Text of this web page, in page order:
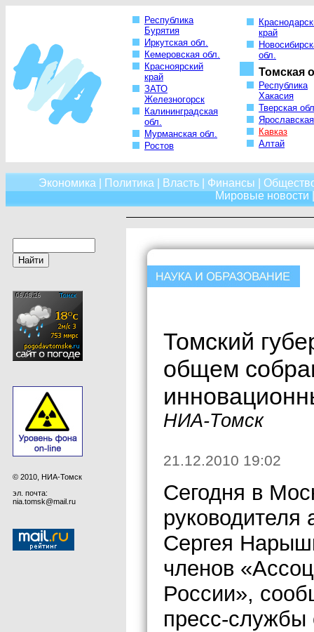
Республика
Бурятия
Иркутская обл.
Кемеровская обл.
Красноярский
край
ЗАТО
Железногорск
Калининградская
обл.
Мурманская обл.
Ростов
край
обл.
Томская
Республика
Хакасия
Тверская
Кавказ
Алтай
Экономика Политика Власть Финансы
Мировые новости
© 2010, НИА-Томск
эл. почта:
nia.tomsk@mail.ru
Томский
общем
НИА-Томск
21.12.2010 19:02
Сегодня в
Сергея
членов
России»,
пресс-службы